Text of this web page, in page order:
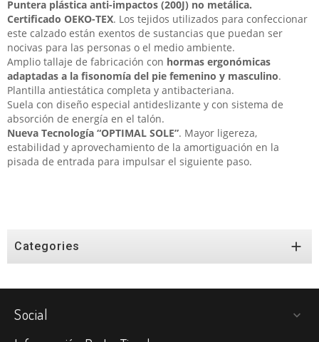
Puntera plástica anti-impactos (200J) no metálica.
Certificado OEKO-TEX. Los tejidos utilizados para confeccionar
este calzado están exentos de sustancias que puedan ser
nocivas para las personas o el medio ambiente.
Amplio tallaje de fabricación con hormas ergonómicas
adaptadas a la fisonomía del pie femenino y masculino.
Plantilla antiestática completa y antibacteriana.
Suela con diseño especial antideslizante y con sistema de
absorción de energía en el talón.
Nueva Tecnología “OPTIMAL SOLE”. Mayor ligereza,
estabilidad y aprovechamiento de la amortiguación en la
pisada de entrada para impulsar el siguiente paso.
Categories 
Social 